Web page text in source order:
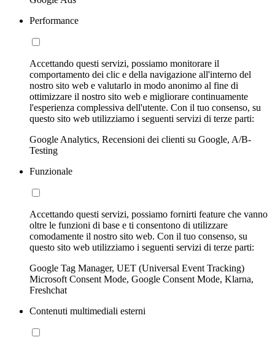
Performance
Accettando questi servizi, possiamo monitorare il
comportamento dei clic e della navigazione all'interno del
nostro sito web e valutarlo in modo anonimo al fine di
ottimizzare il nostro sito web e migliorare continuamente
l'esperienza complessiva dell'utente. Con il tuo consenso, su
questo sito web utilizziamo i seguenti servizi di terze parti:
Google Analytics, Recensioni dei clienti su Google, A/B-
Testing
Funzionale
Accettando questi servizi, possiamo fornirti feature che vanno
oltre le funzioni di base e ti consentono di utilizzare
comodamente il nostro sito web. Con il tuo consenso, su
questo sito web utilizziamo i seguenti servizi di terze parti:
Google Tag Manager, UET (Universal Event Tracking)
Microsoft Consent Mode, Google Consent Mode, Klarna,
Freshchat
Contenuti multimediali esterni